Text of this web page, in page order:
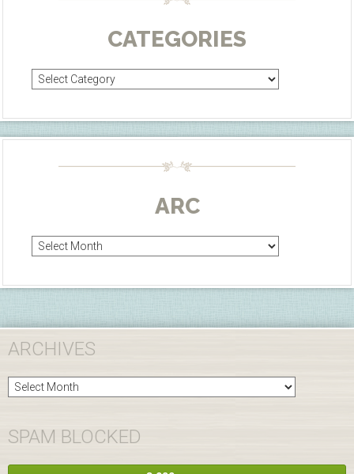
CATEGORIES
Categories
ARC
Arc
ARCHIVES
Archives
SPAM BLOCKED